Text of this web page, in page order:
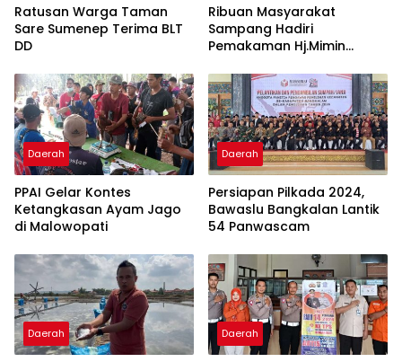
Ratusan Warga Taman
Sare Sumenep Terima BLT
DD
Ribuan Masyarakat
Sampang Hadiri
Pemakaman Hj.Mimin
Daerah
PPAI Gelar Kontes
Ketangkasan Ayam Jago
di Malowopati
Daerah
Persiapan Pilkada 2024,
Bawaslu Bangkalan Lantik
54 Panwascam
Daerah Daerah